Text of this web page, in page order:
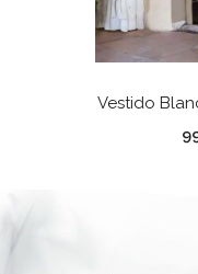
Vestido